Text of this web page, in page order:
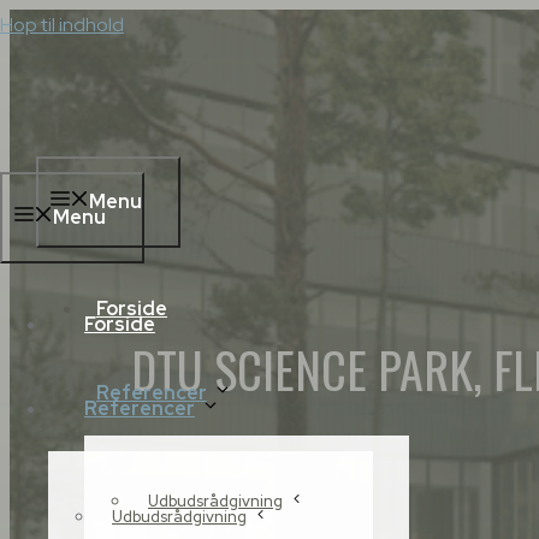
Hop til indhold
Menu
Forside
Referencer
Udbudsrådgivning
Menu
Forside
Referencer
Udbudsrådgivning
DTU SCIENCE PARK,